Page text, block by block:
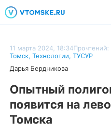
11 марта 2024, 18:34Прочтений:
Томск, Технологии, ТУСУР
Дарья Бердникова
Опытный
появится на
Томска